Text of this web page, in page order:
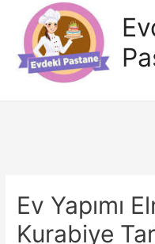
Ev Yapımı
Kurabiye